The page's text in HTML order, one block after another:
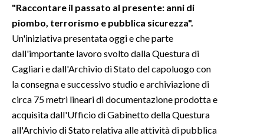
"Raccontare il passato al presente: anni di
piombo, terrorismo e pubblica sicurezza".
Un'iniziativa presentata oggi e che parte
dall'importante lavoro svolto dalla Questura di
Cagliari e dall'Archivio di Stato del capoluogo con
la consegna e successivo studio e archiviazione di
circa 75 metri lineari di documentazione prodotta e
acquisita dall'Ufficio di Gabinetto della Questura
all'Archivio di Stato relativa alle attività di pubblica